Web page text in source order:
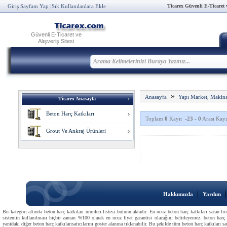
Giriş Sayfam Yap Sık Kullanılanlara Ekle Ticarex Güvenli E-Ticaret
Güvenli E-Ticaret ve
Alışveriş Sitesi
Ticarex Anasayfa
Beton Harç Katkıları
Grout Ve Ankraj Ürünleri
Anasayfa » Yapı Market,
Toplam 0 Kayıt -23 - 0 Arası
Hakkımızda | Yardım
Bu kategori altında beton harç katkıları ürünleri listesi bulunmaktadır. En ucuz beton harç katkıları
sistemin kullanılması hiçbir zaman %100 olarak en ucuz fiyat garantisi olacağını belirleyemez. beton
yanidaki diğer beton harç katkılarısatıcılarını göster alanına tıklanabilir. Bu şekilde tüm beton harç katkıları